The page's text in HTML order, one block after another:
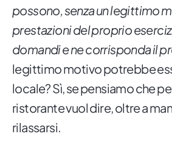
possono, senza un legittimo
prestazioni del proprio
domandi e ne corrisponda il
legittimo motivo potrebbe
locale? Sì, se pensiamo che
ristorante vuol dire, oltre a
rilassarsi.